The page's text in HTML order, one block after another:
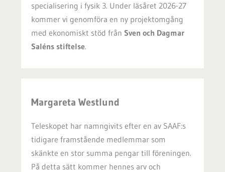
specialisering i fysik 3. Under läsåret 2026-27
kommer vi genomföra en ny projektomgång
med ekonomiskt stöd från Sven och Dagmar
Saléns stiftelse.
Margareta Westlund
Teleskopet har namngivits efter en av SAAF:s
tidigare framstående medlemmar som
skänkte en stor summa pengar till föreningen.
På detta sätt kommer hennes arv och